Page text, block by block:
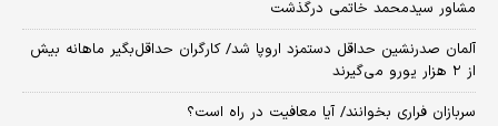
مشاور سیدمحمد خاتمی درگذشت
آلمان صدرنشین حداقل دستمزد اروپا شد/ کارگران حداقل‌بگیر ماهانه بیش
از ۲ هزار یورو می‌گیرند
سربازان فراری بخوانند/ آیا معافیت در راه است؟